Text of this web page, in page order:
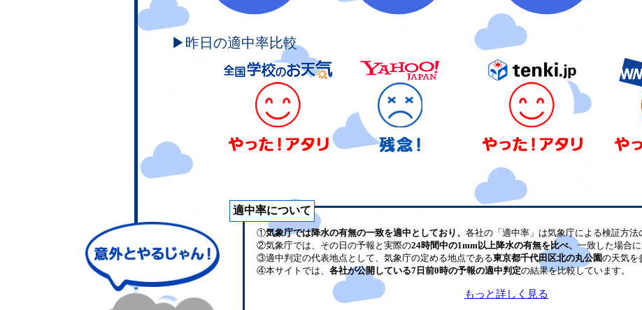
▶昨日の適中率比較
適中率について
①気象庁では降水の有無の一致を適中としており、 各社の「適中率」は気象庁による検証方法
②気象庁では、その日の予報と実際の24時間中の1mm以上降水の有無を比べ、 一致した場合
③適中判定の代表地点として、気象庁の定める地点である東京都千代田区北の丸公園の天気を
④本サイトでは、 各社が公開している7日前0時の予報の適中判定の結果を比較しています。
もっと詳しく見る